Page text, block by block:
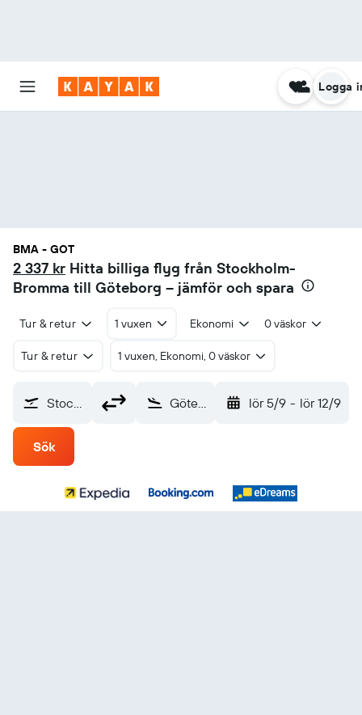
Logga
BMA - GOT
2 337 kr Hitta billiga flyg från Stockholm-
Bromma till Göteborg – jämför och spara
Tur & retur 1 vuxen Ekonomi 0 väskor
Tur & retur 1 vuxen, Ekonomi, 0 väskor
Stockholm-Bromma (BMA) Göteborg Landvetter (GOT) lör 5/9 - lör 12/9
Sök